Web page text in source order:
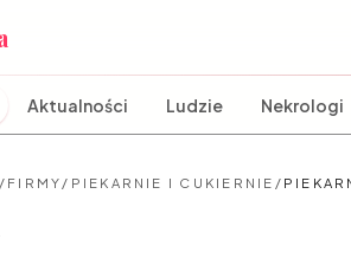
Aktualności Ludzie Nekrologi
/ FIRMY / PIEKARNIE I CUKIERNIE /